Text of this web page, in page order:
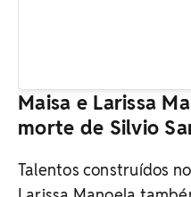
Maisa e Larissa
morte de Silvio
Talentos construídos